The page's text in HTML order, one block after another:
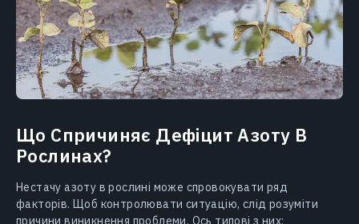
Що Спричиняє Дефіцит Азоту В
Рослинах?
Нестачу азоту в рослині може спровокувати ряд
факторів. Щоб контролювати ситуацію, слід розуміти
причини виникнення проблеми. Ось типові з них: